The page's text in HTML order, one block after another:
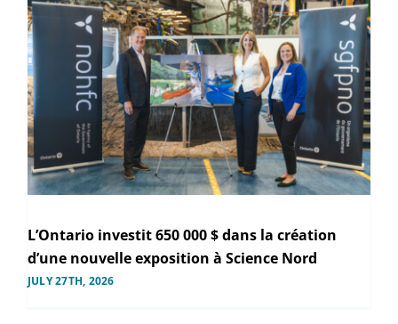
L’Ontario investit 650 000 $ dans la création
d’une nouvelle exposition à Science Nord
JULY 27TH, 2026